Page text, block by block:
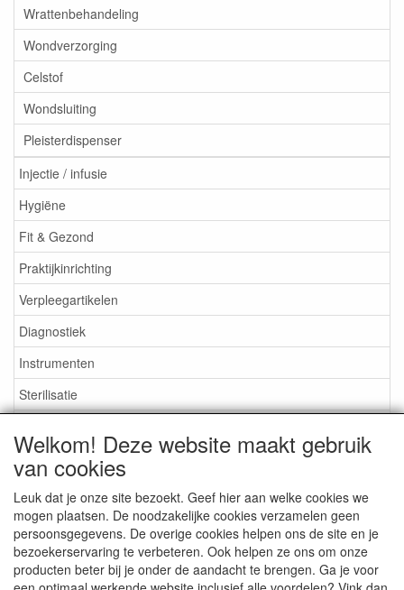
Wrattenbehandeling
Wondverzorging
Celstof
Wondsluiting
Pleisterdispenser
Injectie / infusie
Hygiëne
Fit & Gezond
Praktijkinrichting
Verpleegartikelen
Diagnostiek
Instrumenten
Sterilisatie
Aktieartikelen
Medisan Trading te Alblasserdam. Alle genoemde prijzen zijn
inclusief BTW enexclusief verzendkostentenzij anders
Welkom! Deze website maakt gebruik
van cookies
Leuk dat je onze site bezoekt. Geef hier aan welke cookies we
mogen plaatsen. De noodzakelijke cookies verzamelen geen
persoonsgegevens. De overige cookies helpen ons de site en je
bezoekerservaring te verbeteren. Ook helpen ze ons om onze
producten beter bij je onder de aandacht te brengen. Ga je voor